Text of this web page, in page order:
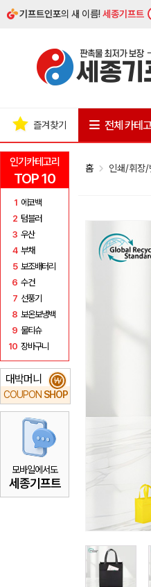
기프트인포의 새 이름!세종기프트
인기카테고리
TOP 10
1 에코백
2 텀블러
3 우산
4 부채
5 보조배터리
6 수건
7 선풍기
8 보온보냉백
9 물티슈
10 장바구니
대박머니
COUPON SHOP
₩
모바일에서도
세종기프트
즐겨찾기 전체 카테
홈 인쇄/휘장